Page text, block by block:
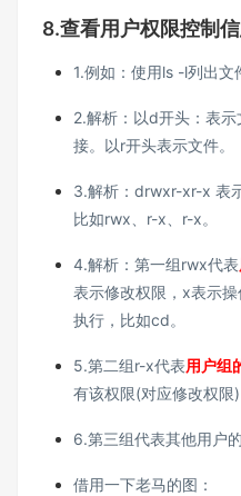
8.查看用户权限控制
1.例如：使用ls -l列出文
2.解析：以d开头：表
接。以r开头表示文件。
3.解析：drwxr-xr-x 表
比如rwx、r-x、r-x。
4.解析：第一组rwx代表
表示修改权限，x表示
执行，比如cd。
5.第二组r-x代表用户组
有该权限(对应修改权限)
6.第三组代表其他用户的
借用一下老马的图：